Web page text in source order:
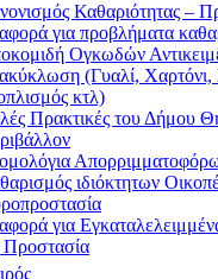
Καθαριότητας –
για προβλήματα
Ογκωδών
(Γυαλί,
κτλ)
Πρακτικές του Δήμου
ιδιόκτητων
για
Προστασία